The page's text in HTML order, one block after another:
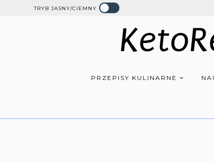
TRYB JASNY/CIEMNY
PRZEPISY KULINARNE